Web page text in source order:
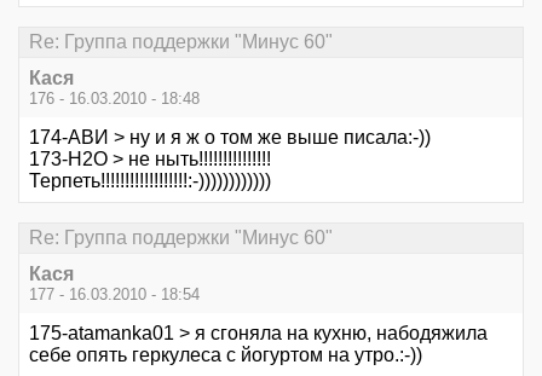
Re: Группа поддержки "Минус 60"
Кася
176 - 16.03.2010 - 18:48
174-АВИ > ну и я ж о том же выше писала:-))
173-Н2О > не ныть!!!!!!!!!!!!!!!
Терпеть!!!!!!!!!!!!!!!!!!:-))))))))))))
Re: Группа поддержки "Минус 60"
Кася
177 - 16.03.2010 - 18:54
175-atamanka01 > я сгоняла на кухню, набодяжила
себе опять геркулеса с йогуртом на утро.:-))